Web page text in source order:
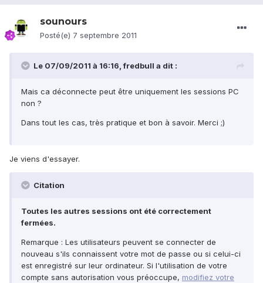
sounours
Posté(e) 7 septembre 2011
Le 07/09/2011 à 16:16, fredbull a dit :
Mais ca déconnecte peut être uniquement les sessions PC
non ?
Dans tout les cas, très pratique et bon à savoir. Merci ;)
Je viens d'essayer.
Citation
Toutes les autres sessions ont été correctement
fermées.
Remarque : Les utilisateurs peuvent se connecter de
nouveau s'ils connaissent votre mot de passe ou si celui-ci
est enregistré sur leur ordinateur. Si l'utilisation de votre
compte sans autorisation vous préoccupe, modifiez votre